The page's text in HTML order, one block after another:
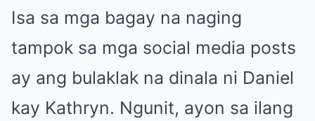
Isa sa mga bagay na naging
tampok sa mga social media posts
ay ang bulaklak na dinala ni Daniel
kay Kathryn. Ngunit, ayon sa ilang